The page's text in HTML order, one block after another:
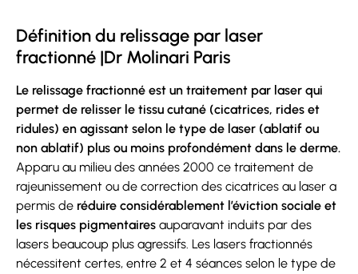
Définition du relissage par laser
fractionné |Dr Molinari Paris
Le relissage fractionné est un traitement par laser qui
permet de relisser le tissu cutané (cicatrices, rides et
ridules) en agissant selon le type de laser (ablatif ou
non ablatif) plus ou moins profondément dans le derme.
Apparu au milieu des années 2000 ce traitement de
rajeunissement ou de correction des cicatrices au laser a
permis de réduire considérablement l’éviction sociale et
les risques pigmentaires auparavant induits par des
lasers beaucoup plus agressifs. Les lasers fractionnés
nécessitent certes, entre 2 et 4 séances selon le type de